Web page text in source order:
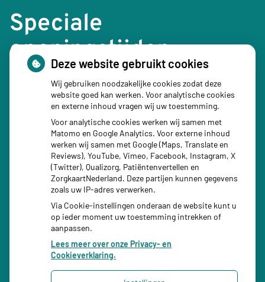
Speciale
openingstijden
24 december 2026: 08:30 – 16:00 uur
1e Kerstdag 25 december 2026: Gesloten
31 december 2026: 08:30 – 16:00 uur
Nieuwjaarsdag 1 januari 2027: Gesloten
Deze website gebruikt cookies
Wij gebruiken noodzakelijke cookies zodat deze
website goed kan werken. Voor analytische cookies
en externe inhoud vragen wij uw toestemming.
Voor analytische cookies werken wij samen met
Matomo en Google Analytics. Voor externe inhoud
werken wij samen met Google (Maps, Translate en
Reviews), YouTube, Vimeo, Facebook, Instagram, X
(Twitter), Qualizorg, Patiëntenvertellen en
ZorgkaartNederland. Deze partijen kunnen gegevens
zoals uw IP-adres verwerken.
Via Cookie-instellingen onderaan de website kunt u
op ieder moment uw toestemming intrekken of
aanpassen.
Lees meer over onze Privacy- en
Cookieverklaring.